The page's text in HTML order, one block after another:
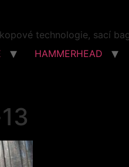
technologie, sací
HAMMERHEAD